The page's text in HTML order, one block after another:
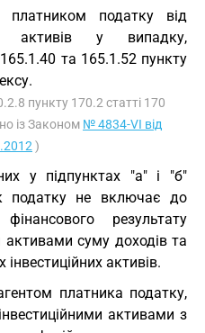
податку від
активів у випадку,
та 165.1.52 пункту
пункту 170.2 статті 170
із Законом № 4834-VI від
)
у підпунктах "а" і "б"
податку не включає до
результату
активами суму доходів та
активів.
платника податку,
активами з